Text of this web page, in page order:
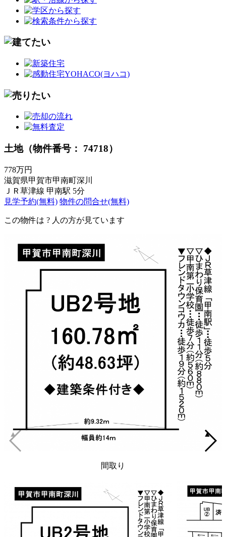
土地（物件番号： 74718）
778万円
滋賀県甲賀市甲南町深川
ＪＲ草津線 甲南駅 5分
見学予約(無料) 物件の問合せ(無料)
この物件は ? 人の方が見ています
間取り
▲ ▲